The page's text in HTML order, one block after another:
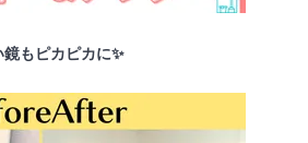
もピカピカに✨